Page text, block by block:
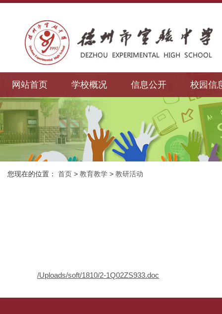
网站首页 学校概况 信息公开 校园信
您现在的位置： 首页 > 教育教学 > 教研活动
/Uploads/soft/1810/2-1Q02ZS933.doc